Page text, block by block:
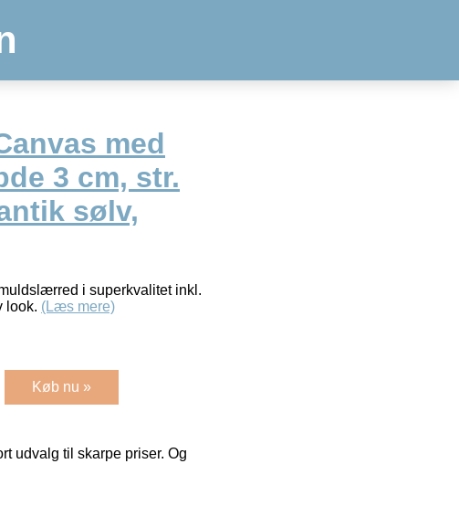
med
3 cm, str.
sølv,
i superkvalitet inkl.
look. (Læs mere)
Køb nu »
udvalg til skarpe priser. Og